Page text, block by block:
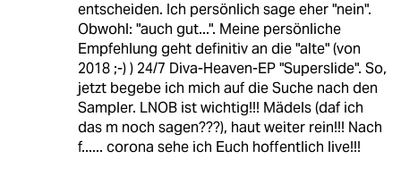
entscheiden. Ich persönlich sage eher "nein".
Obwohl: "auch gut...". Meine persönliche
Empfehlung geht definitiv an die "alte" (von
2018 ;-) ) 24/7 Diva-Heaven-EP "Superslide". So,
jetzt begebe ich mich auf die Suche nach den
Sampler. LNOB ist wichtig!!! Mädels (daf ich
das m noch sagen???), haut weiter rein!!! Nach
f...... corona sehe ich Euch hoffentlich live!!!